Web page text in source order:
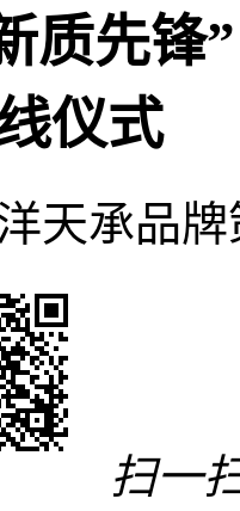
质先锋
仪式
天承品
扫一